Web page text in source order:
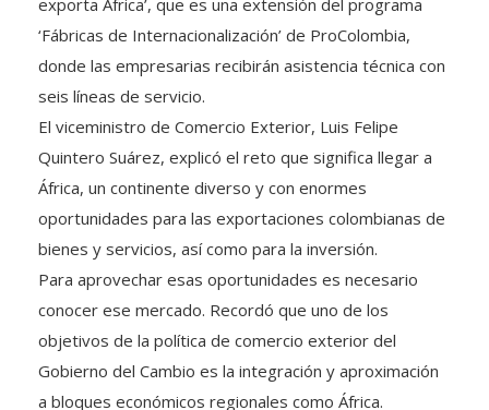
‘Fábricas de Internacionalización’ de ProColombia,
donde las empresarias recibirán asistencia técnica con
seis líneas de servicio.
El viceministro de Comercio Exterior, Luis Felipe
Quintero Suárez, explicó el reto que significa llegar a
África, un continente diverso y con enormes
oportunidades para las exportaciones colombianas de
bienes y servicios, así como para la inversión.
Para aprovechar esas oportunidades es necesario
conocer ese mercado. Recordó que uno de los
objetivos de la política de comercio exterior del
Gobierno del Cambio es la integración y aproximación
a bloques económicos regionales como África.